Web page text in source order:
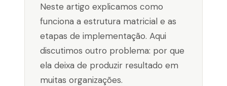
Neste artigo explicamos como
funciona a estrutura matricial e as
etapas de implementação. Aqui
discutimos outro problema: por que
ela deixa de produzir resultado em
muitas organizações.